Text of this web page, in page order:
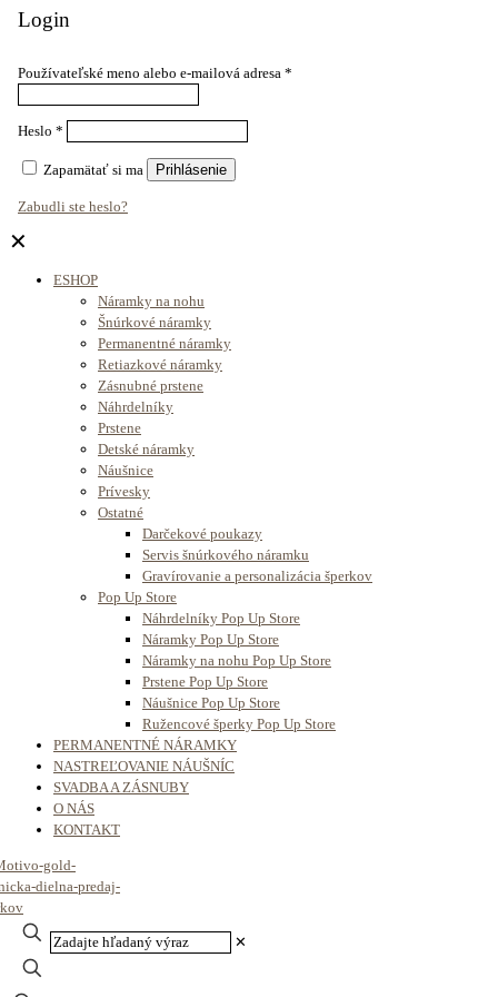
Login
Používateľské meno alebo e-mailová adresa *
Heslo *
Zapamätať si ma Prihlásenie
Zabudli ste heslo?
✕
ESHOP
Náramky na nohu
Šnúrkové náramky
Permanentné náramky
Retiazkové náramky
Zásnubné prstene
Náhrdelníky
Prstene
Detské náramky
Náušnice
Prívesky
Ostatné
Darčekové poukazy
Servis šnúrkového náramku
Gravírovanie a personalizácia šperkov
Pop Up Store
Náhrdelníky Pop Up Store
Náramky Pop Up Store
Náramky na nohu Pop Up Store
Prstene Pop Up Store
Náušnice Pop Up Store
Ružencové šperky Pop Up Store
PERMANENTNÉ NÁRAMKY
NASTREĽOVANIE NÁUŠNÍC
SVADBA A ZÁSNUBY
O NÁS
KONTAKT
✕